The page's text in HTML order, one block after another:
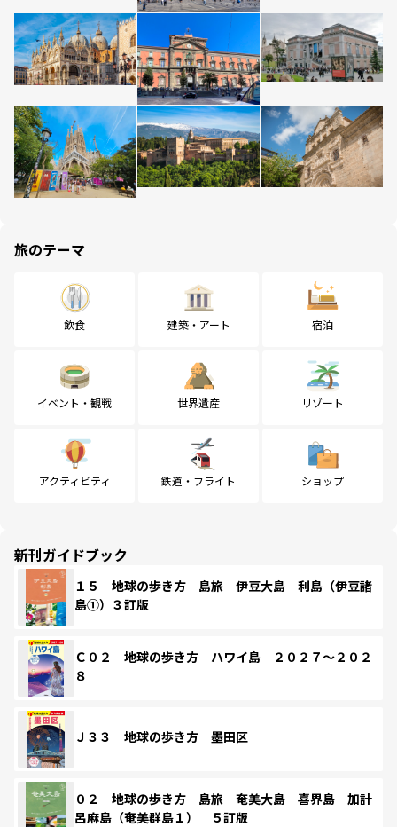
旅のテーマ
飲食 建築・アート 宿泊
イベント・観戦 世界遺産 リゾート
アクティビティ 鉄道・フライト ショップ
新刊ガイドブック
１５ 地球の歩き方 島旅 伊豆大島 利島（伊豆諸
島①）３訂版
Ｃ０２ 地球の歩き方 ハワイ島 ２０２７～２０２
８
Ｊ３３ 地球の歩き方 墨田区
０２ 地球の歩き方 島旅 奄美大島 喜界島 加計
呂麻島（奄美群島１） ５訂版